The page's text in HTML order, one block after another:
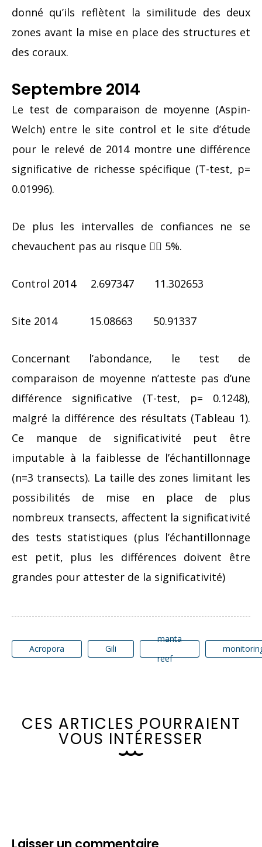
donné qu’ils reflètent la similitude des deux
zones avant la mise en place des structures et
des coraux.
Septembre 2014
Le test de comparaison de moyenne (Aspin-
Welch) entre le site control et le site d’étude
pour le relevé de 2014 montre une différence
significative de richesse spécifique (T-test, p=
0.01996).
De plus les intervalles de confiances ne se
chevauchent pas au risque  5%.
Control 2014 2.697347 11.302653
Site 2014 15.08663 50.91337
Concernant l’abondance, le test de
comparaison de moyenne n’atteste pas d’une
différence significative (T-test, p= 0.1248),
malgré la différence des résultats (Tableau 1).
Ce manque de significativité peut être
imputable à la faiblesse de l’échantillonnage
(n=3 transects). La taille des zones limitant les
possibilités de mise en place de plus
nombreux transects, affectent la significativité
des tests statistiques (plus l’échantillonnage
est petit, plus les différences doivent être
grandes pour attester de la significativité)
Acropora Gili
manta
reef
CES ARTICLES POURRAIENT
VOUS INTÉRESSER